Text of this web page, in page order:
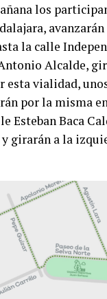
los
la calle
Alcalde,
vialidad,
por la misma
Esteban Baca
girarán a la